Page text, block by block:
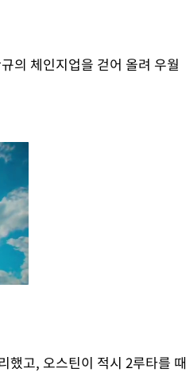
의 체인지업을 걷어 올려 우월
했고, 오스틴이 적시 2루타를 때